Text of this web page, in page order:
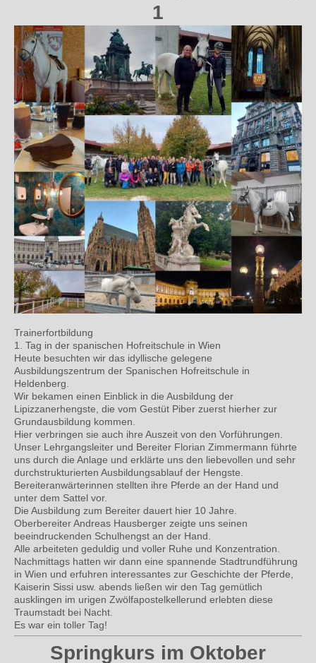
1
Trainerfortbildung
1. Tag in der spanischen Hofreitschule in Wien
Heute besuchten wir das idyllische gelegene
Ausbildungszentrum der Spanischen Hofreitschule in
Heldenberg.
Wir bekamen einen Einblick in die Ausbildung der
Lipizzanerhengste, die vom Gestüt Piber zuerst hierher zur
Grundausbildung kommen.
Hier verbringen sie auch ihre Auszeit von den Vorführungen.
Unser Lehrgangsleiter und Bereiter Florian Zimmermann führte
uns durch die Anlage und erklärte uns den liebevollen und sehr
durchstrukturierten Ausbildungsablauf der Hengste.
Bereiteranwärterinnen stellten ihre Pferde an der Hand und
unter dem Sattel vor.
Die Ausbildung zum Bereiter dauert hier 10 Jahre.
Oberbereiter Andreas Hausberger zeigte uns seinen
beeindruckenden Schulhengst an der Hand.
Alle arbeiteten geduldig und voller Ruhe und Konzentration.
Nachmittags hatten wir dann eine spannende Stadtrundführung
in Wien und erfuhren interessantes zur Geschichte der Pferde,
Kaiserin Sissi usw. abends ließen wir den Tag gemütlich
ausklingen im urigen Zwölfapostelkellerund erlebten diese
Traumstadt bei Nacht.
Es war ein toller Tag!
Springkurs im Oktober